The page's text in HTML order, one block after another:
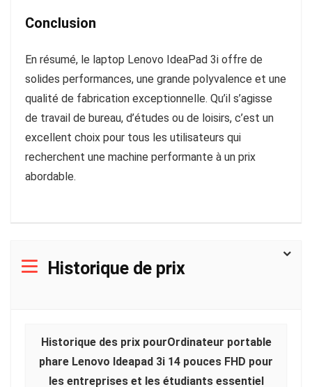
Conclusion
En résumé, le laptop Lenovo IdeaPad 3i offre de
solides performances, une grande polyvalence et une
qualité de fabrication exceptionnelle. Qu’il s’agisse
de travail de bureau, d’études ou de loisirs, c’est un
excellent choix pour tous les utilisateurs qui
recherchent une machine performante à un prix
abordable.
Historique de prix
Historique des prix pourOrdinateur portable
phare Lenovo Ideapad 3i 14 pouces FHD pour
les entreprises et les étudiants essentiel